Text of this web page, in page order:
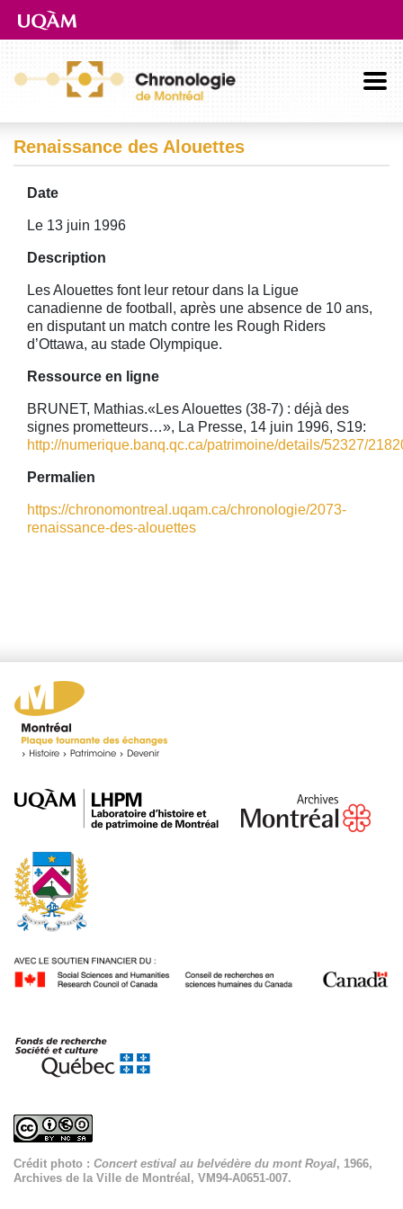
Aller directement au contenu principal
Renaissance des Alouettes
Date
Le 13 juin 1996
Description
Les Alouettes font leur retour dans la Ligue
canadienne de football, après une absence de 10 ans,
en disputant un match contre les Rough Riders
d’Ottawa, au stade Olympique.
Ressource en ligne
BRUNET, Mathias.«Les Alouettes (38-7) : déjà des
signes prometteurs…», La Presse, 14 juin 1996, S19:
http://numerique.banq.qc.ca/patrimoine/details/52327/
Permalien
https://chronomontreal.uqam.ca/chronologie/2073-
renaissance-des-alouettes
Crédit photo : Concert estival au belvédère du mont Royal, 1966,
Archives de la Ville de Montréal, VM94-A0651-007.